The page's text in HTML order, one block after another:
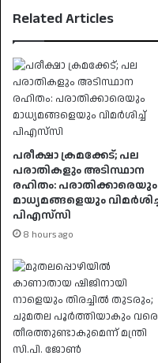
Related Articles
പരീക്ഷാ ക്രമക്കേട്; പല
പരാതികളും അടിസ്ഥാന
രഹിതം: പരാതിക്കാരെയും
മാധ്യമങ്ങളെയും
പിഎസ്‌സി
8 hours ago